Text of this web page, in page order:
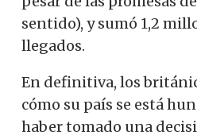
sentido), y sumó 1,2
llegados.
En definitiva, los
cómo su país se está
haber tomado una